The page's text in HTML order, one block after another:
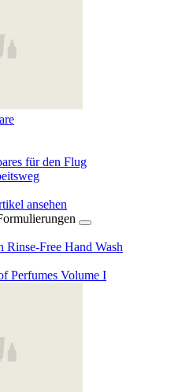
für den Flug
ansehen
Rinse‑Free Hand Wash
Perfumes Volume I